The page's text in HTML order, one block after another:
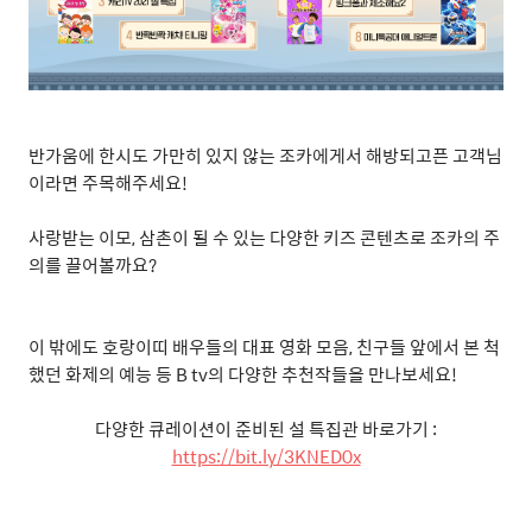
반가움에 한시도 가만히 있지 않는 조카에게서 해방되고픈 고객님
이라면 주목해주세요!
사랑받는 이모,삼촌이 될 수 있는 다양한 키즈 콘텐츠로 조카의 주
의를 끌어볼까요?
이 밖에도 호랑이띠 배우들의 대표 영화 모음,친구들 앞에서 본 척
했던 화제의 예능 등 B tv의 다양한 추천작들을 만나보세요!
다양한 큐레이션이 준비된 설 특집관 바로가기 :
https://bit.ly/3KNED0x